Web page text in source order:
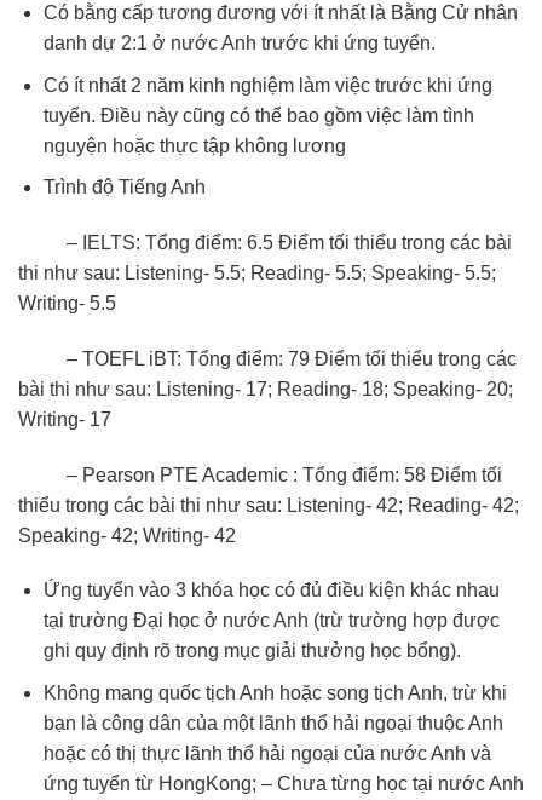
Có bằng cấp tương đương với ít nhất là Bằng Cử nhân
danh dự 2:1 ở nước Anh trước khi ứng tuyển.
Có ít nhất 2 năm kinh nghiệm làm việc trước khi ứng
tuyển. Điều này cũng có thể bao gồm việc làm tình
nguyện hoặc thực tập không lương
Trình độ Tiếng Anh
– IELTS: Tổng điểm: 6.5 Điểm tối thiểu trong các bài
thi như sau: Listening- 5.5; Reading- 5.5; Speaking- 5.5;
Writing- 5.5
– TOEFL iBT: Tổng điểm: 79 Điểm tối thiểu trong các
bài thi như sau: Listening- 17; Reading- 18; Speaking- 20;
Writing- 17
– Pearson PTE Academic : Tổng điểm: 58 Điểm tối
thiểu trong các bài thi như sau: Listening- 42; Reading- 42;
Speaking- 42; Writing- 42
Ứng tuyển vào 3 khóa học có đủ điều kiện khác nhau
tại trường Đại học ở nước Anh (trừ trường hợp được
ghi quy định rõ trong mục giải thưởng học bổng).
Không mang quốc tịch Anh hoặc song tịch Anh, trừ khi
bạn là công dân của một lãnh thổ hải ngoại thuộc Anh
hoặc có thị thực lãnh thổ hải ngoại của nước Anh và
ứng tuyển từ HongKong; – Chưa từng học tại nước Anh